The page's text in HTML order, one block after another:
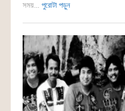
সময়... পুরোটা পড়ুন